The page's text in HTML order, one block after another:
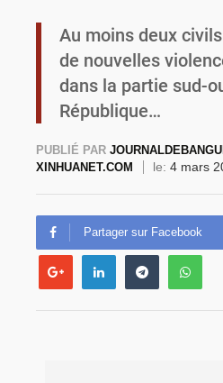
Au moins deux
de nouvelles
dans la partie sud-
République…
PUBLIÉ PAR
XINHUANET.COM
le: 4 mars
Partager sur Facebook